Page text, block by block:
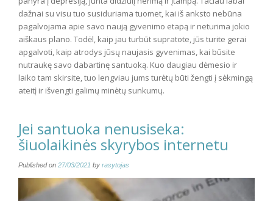
dažnai su visu tuo susiduriama tuomet, kai iš anksto nebūna
pagalvojama apie savo naują gyvenimo etapą ir neturima jokio
aiškaus plano. Todėl, kaip jau turbūt supratote, jūs turite gerai
apgalvoti, kaip atrodys jūsų naujasis gyvenimas, kai būsite
nutraukę savo dabartinę santuoką. Kuo daugiau dėmesio ir
laiko tam skirsite, tuo lengviau jums turėtų būti žengti į sėkmingą
ateitį ir išvengti galimų minėtų sunkumų.
Jei santuoka nenusiseka:
šiuolaikinės skyrybos internetu
Published on 27/03/2021 by rasytojas